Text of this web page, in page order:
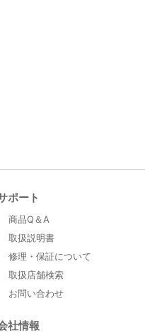
ポート
商品Q＆A
取扱説明書
修理・保証について
取扱店舗検索
お問い合わせ
社情報